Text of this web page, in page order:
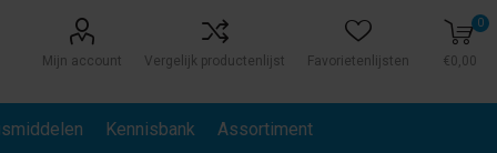
Mijn account Vergelijk productenlijst Favorietenlijsten
0
€0,00
Kennisbank Assortiment